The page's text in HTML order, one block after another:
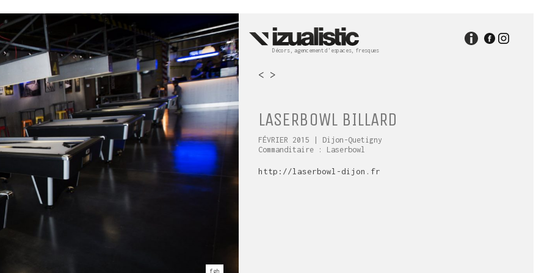
Décors, agencement d’espaces, fresques
fgh
< >
LASERBOWL BILLARD
FÉVRIER 2015 | Dijon-Quetigny
Commanditaire : Laserbowl
http://laserbowl-dijon.fr